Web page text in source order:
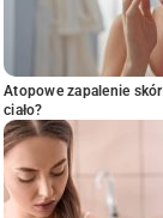
Atopowe zapalenie
ciało?